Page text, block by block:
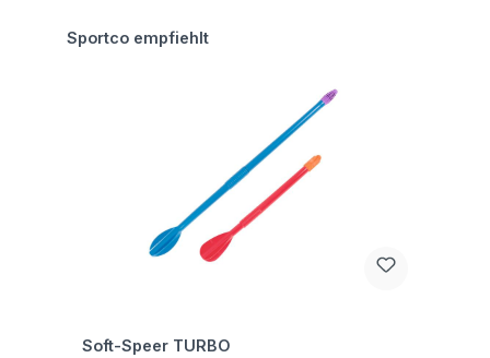
Produktgalerie überspringen
Sportco empfiehlt
Soft-Speer TURBO